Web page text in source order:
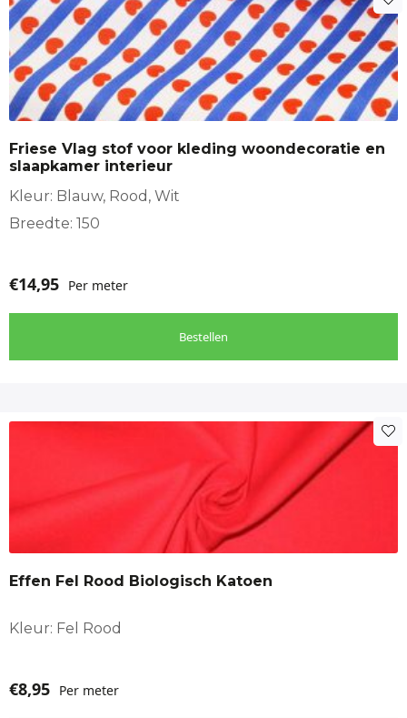
Single pleat
Butterfly pleat
Totaal:
Katoen
Stof geschikt voor
Decoratie, Gordijnen, Interieur aankleding, Tas,
Wanddecoratie, Woonkussen
Woondecoratie
Friese Vlag stof voor kleding woondecoratie en
slaapkamer interieur
Kleur: Blauw, Rood, Wit
Breedte: 150
€14,95 Per meter
Bestellen
Effen Fel Rood Biologisch Katoen
Kleur: Fel Rood
€8,95 Per meter